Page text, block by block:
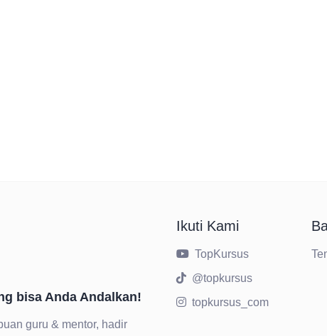
bisa Anda Andalkan!
guru & mentor, hadir
Ikuti Kami
TopKursus
@topkursus
topkursus_com